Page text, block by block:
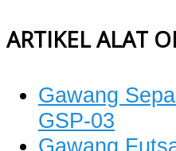
ARTIKEL ALAT
Gawang
GSP-03
Gawang